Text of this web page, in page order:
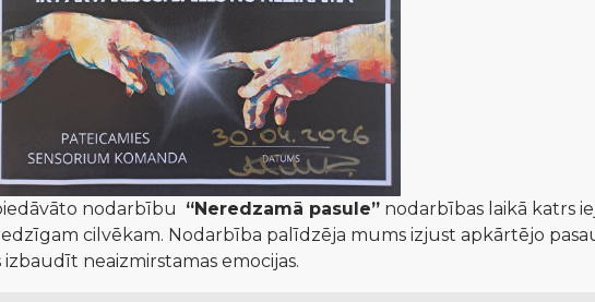
nodarbību “Neredzamā pasule” nodarbības laikā katrs
cilvēkam. Nodarbība palīdzēja mums izjust apkārtējo
neaizmirstamas emocijas.